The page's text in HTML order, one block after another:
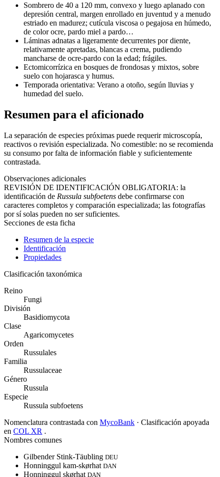
Sombrero de 40 a 120 mm, convexo y luego aplanado con
depresión central, margen enrollado en juventud y a menudo
estriado en madurez; cutícula viscosa o pegajosa en húmedo,
de color ocre, pardo miel a pardo…
Láminas adnatas a ligeramente decurrentes por diente,
relativamente apretadas, blancas a crema, pudiendo
mancharse de ocre-pardo con la edad; frágiles.
Ectomicorrízica en bosques de frondosas y mixtos, sobre
suelo con hojarasca y humus.
Temporada orientativa: Verano a otoño, según lluvias y
humedad del suelo.
Resumen para el aficionado
La separación de especies próximas puede requerir microscopía,
reactivos o revisión especializada. No comestible: no se recomienda
su consumo por falta de información fiable y suficientemente
contrastada.
Observaciones adicionales
REVISIÓN DE IDENTIFICACIÓN OBLIGATORIA: la
identificación de Russula subfoetens debe confirmarse con
caracteres completos y comparación especializada; las fotografías
por sí solas pueden no ser suficientes.
Secciones de esta ficha
Resumen de la especie
Identificación
Propiedades
Clasificación taxonómica
Reino
Fungi
División
Basidiomycota
Clase
Agaricomycetes
Orden
Russulales
Familia
Russulaceae
Género
Russula
Especie
Russula subfoetens
Nomenclatura contrastada con MycoBank · Clasificación apoyada
en COL XR .
Nombres comunes
Gilbender Stink-Täubling DEU
Honninggul kam-skørhat DAN
Honninggul skørhat DAN